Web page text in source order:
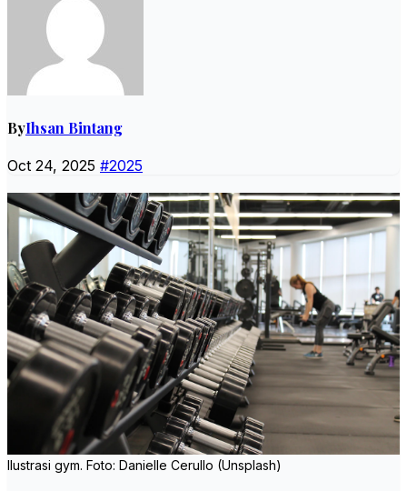
ByIhsan Bintang
Oct 24, 2025 #2025
Ilustrasi gym. Foto: Danielle Cerullo (Unsplash)